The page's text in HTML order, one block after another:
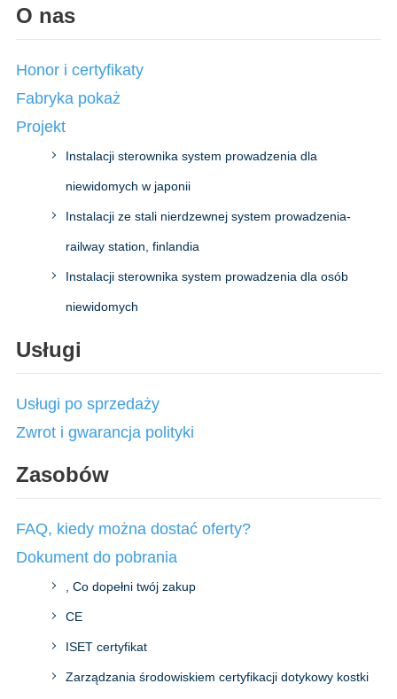
O nas
Honor i certyfikaty
Fabryka pokaż
Projekt
Instalacji sterownika system prowadzenia dla
niewidomych w japonii
Instalacji ze stali nierdzewnej system prowadzenia-
railway station, finlandia
Instalacji sterownika system prowadzenia dla osób
niewidomych
Usługi
Usługi po sprzedaży
Zwrot i gwarancja polityki
Zasobów
FAQ, kiedy można dostać oferty?
Dokument do pobrania
, Co dopełni twój zakup
CE
ISET certyfikat
Zarządzania środowiskiem certyfikacji dotykowy kostki